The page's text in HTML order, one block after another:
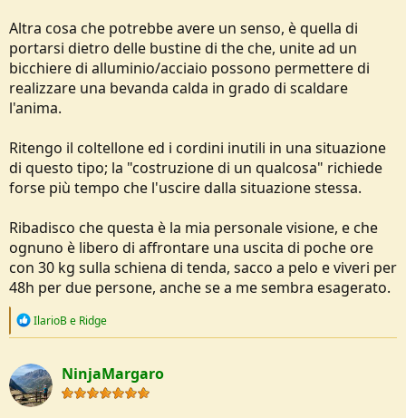
Altra cosa che potrebbe avere un senso, è quella di
portarsi dietro delle bustine di the che, unite ad un
bicchiere di alluminio/acciaio possono permettere di
realizzare una bevanda calda in grado di scaldare
l'anima.
Ritengo il coltellone ed i cordini inutili in una situazione
di questo tipo; la "costruzione di un qualcosa" richiede
forse più tempo che l'uscire dalla situazione stessa.
Ribadisco che questa è la mia personale visione, e che
ognuno è libero di affrontare una uscita di poche ore
con 30 kg sulla schiena di tenda, sacco a pelo e viveri per
48h per due persone, anche se a me sembra esagerato.
R
c
t
i
o
IlarioBe Ridge
NinjaMargaro